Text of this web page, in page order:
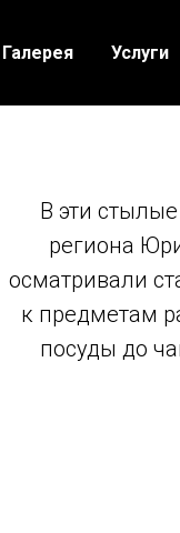
Галерея Услуги
В эти
региона
осматривали
к предметам
посуды до